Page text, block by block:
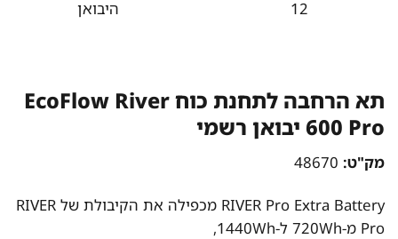
12
היבואן
תא הרחבה לתחנת כוח EcoFlow River
600 Pro יבואן רשמי
מק"ט:48670
RIVER Pro Extra Battery מכפילה את הקיבולת של RIVER
Pro מ-720Wh ל-1440Wh,